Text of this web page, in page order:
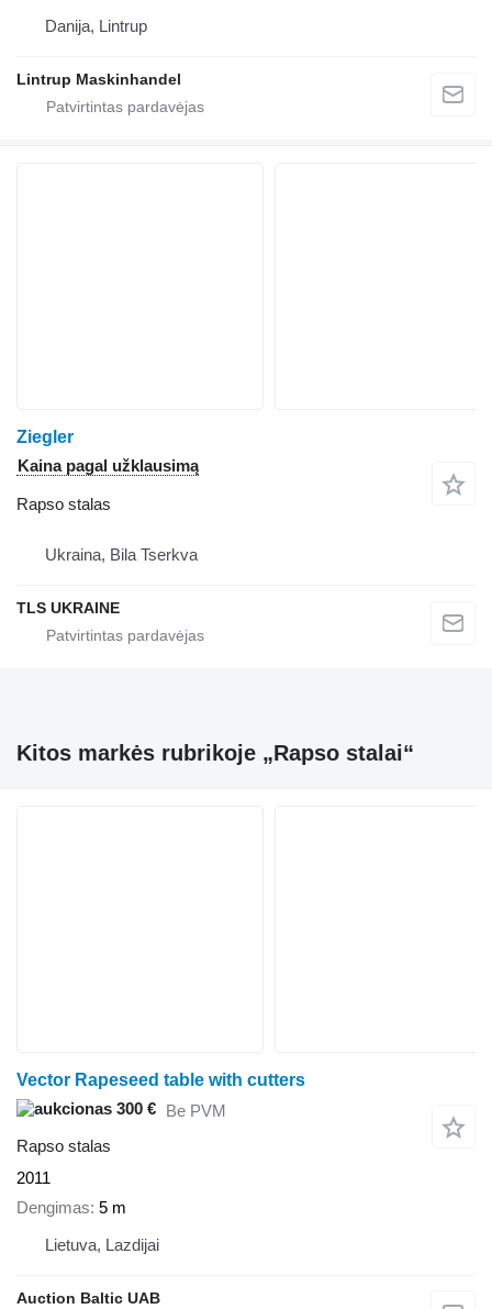
Danija, Lintrup
Lintrup Maskinhandel
Ziegler
Kaina pagal užklausimą
Rapso stalas
Ukraina, Bila Tserkva
TLS UKRAINE
Kitos markės rubrikoje „Rapso stalai“
Vector Rapeseed table with cutters
300 € Be PVM
Rapso stalas
2011
Dengimas 5 m
Lietuva, Lazdijai
Auction Baltic UAB